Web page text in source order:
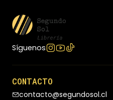
Síguenos
CONTACTO
contacto@segundosol.cl